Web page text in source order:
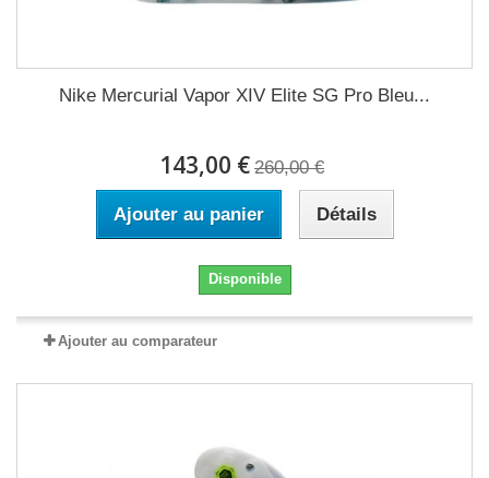
Nike Mercurial Vapor XIV Elite SG Pro Bleu...
143,00 € 260,00 €
Ajouter au panier Détails
Disponible
Ajouter au comparateur